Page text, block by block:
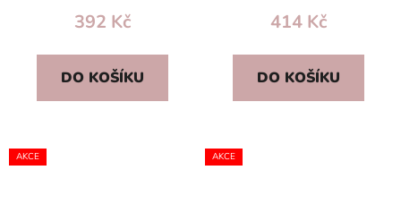
392 Kč
DO KOŠÍKU
414 Kč
DO KOŠÍKU
AKCE AKCE